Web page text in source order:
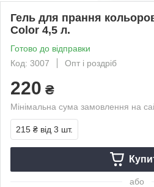
Гель для прання
Color 4,5 л.
Готово до відправки
Код: 3007
Опт і роздріб
220 ₴
Мінімальна сума замовлення на
215 ₴ від 3 шт.
або